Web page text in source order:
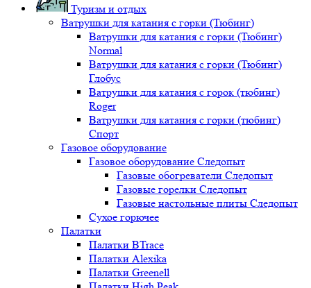
Туризм и отдых
Ватрушки для катания с горки (Тюбинг)
Ватрушки для катания с горки (Тюбинг)
Normal
Ватрушки для катания с горки (Тюбинг)
Глобус
Ватрушки для катания с горок (тюбинг)
Roger
Ватрушки для катания с горки (тюбинг)
Спорт
Газовое оборудование
Газовое оборудование Следопыт
Газовые обогреватели Следопыт
Газовые горелки Следопыт
Газовые настольные плиты Следопыт
Сухое горючее
Палатки
Палатки BTrace
Палатки Alexika
Палатки Greenell